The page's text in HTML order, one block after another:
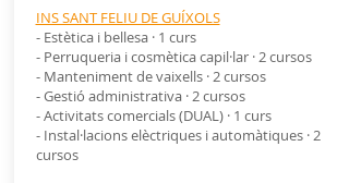
INS SANT FELIU DE GUÍXOLS
- Estètica i bellesa · 1 curs
- Perruqueria i cosmètica capil·lar · 2 cursos
- Manteniment de vaixells · 2 cursos
- Gestió administrativa · 2 cursos
- Activitats comercials (DUAL) · 1 curs
- Instal·lacions elèctriques i automàtiques · 2
cursos